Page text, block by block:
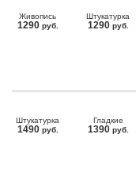
Живопись
1290 руб.
Штукатурка
1290 руб.
Штукатурка
1490 руб.
Гладкие
1390 руб.